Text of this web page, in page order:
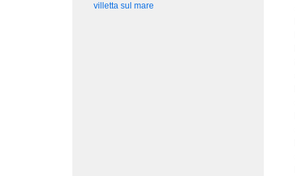
villetta sul mare